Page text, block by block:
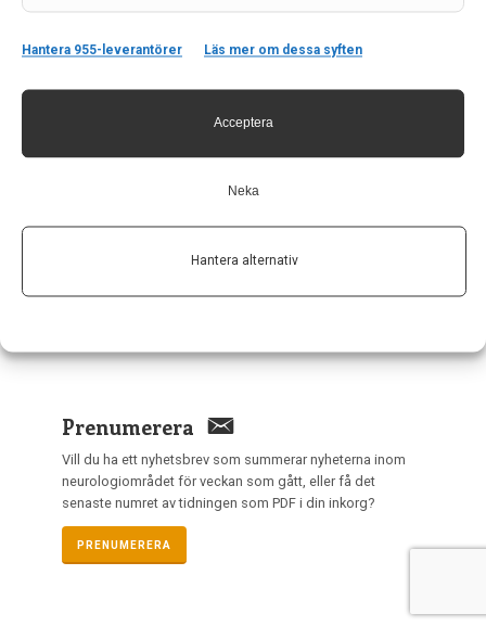
Hantera 955-leverantörer Läs mer om dessa syften
Acceptera
Neka
Hantera alternativ
Hagaplan 4
nis@pharma-industry.se
Om Neurologi i Sverige
Prenumerera
Prenumerera
Vill du ha ett nyhetsbrev som summerar nyheterna inom
neurologiområdet för veckan som gått, eller få det
senaste numret av tidningen som PDF i din inkorg?
PRENUMERERA